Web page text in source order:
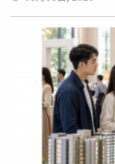
用全新節奏讓觀眾
點「超級巨星秀」
世代、跨領域藝人
從懷舊秀場到最新
新感受大型綜藝節
主持多少節目，都
業，「Passion一定
光乍現、神來一筆
門》R～～HITO！
了！」道出最直接